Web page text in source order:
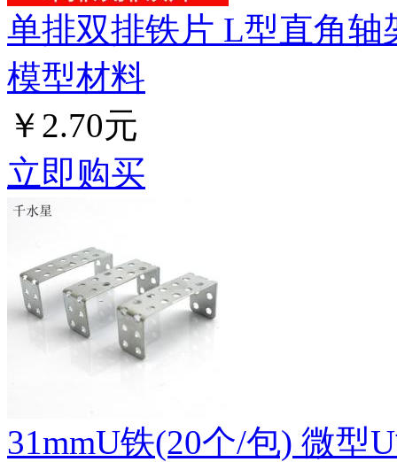
单排双排铁片 L型直角
模型材料
￥2.70元
立即购买
31mmU铁(20个/包) 微型